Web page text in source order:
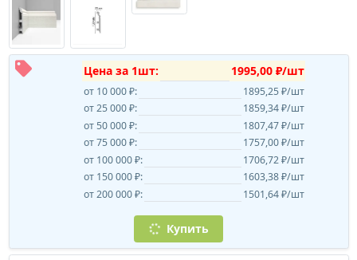
Цена за 1шт: 1995,00 ₽/шт
от 10 000 ₽:
1895,25 ₽/шт
от 25 000 ₽:
1859,34 ₽/шт
от 50 000 ₽:
1807,47 ₽/шт
от 75 000 ₽:
1757,00 ₽/шт
от 100 000 ₽:
1706,72 ₽/шт
от 150 000 ₽:
1603,38 ₽/шт
от 200 000 ₽:
1501,64 ₽/шт
Купить